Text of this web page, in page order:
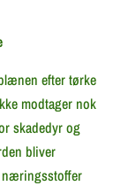
efter tørke
modtager nok
skadedyr og
bliver
næringsstoffer